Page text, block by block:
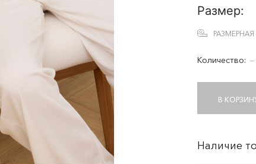
Размер:
РАЗМЕРНАЯ
Количество: −
В
Наличие